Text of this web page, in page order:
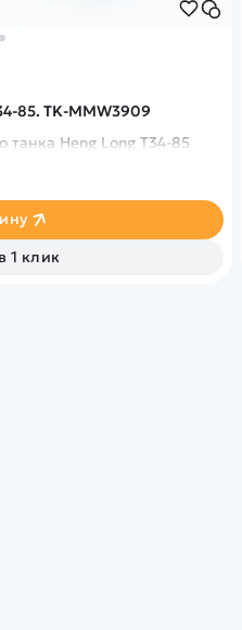
85. TK-MMW3909
танка Heng Long T34-85
1 клик